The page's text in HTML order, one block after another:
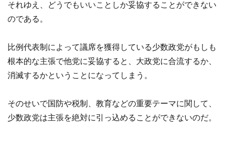
それゆえ、どうでもいいことしか妥協することができない
のである。
比例代表制によって議席を獲得している少数政党がもしも
根本的な主張で他党に妥協すると、大政党に合流するか、
消滅するかということになってしまう。
そのせいで国防や税制、教育などの重要テーマに関して、
少数政党は主張を絶対に引っ込めることができないのだ。